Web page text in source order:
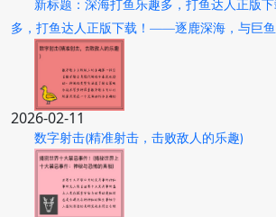
新标题：深海打鱼乐趣多，打鱼达人正版
多，打鱼达人正版下载！——逐鹿深海，与巨
2026-02-11
数字射击(精准射击，击败敌人的乐趣)